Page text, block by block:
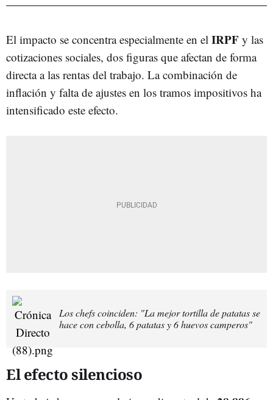
El impacto se concentra especialmente en el IRPF y las
cotizaciones sociales, dos figuras que afectan de forma
directa a las rentas del trabajo. La combinación de
inflación y falta de ajustes en los tramos impositivos ha
intensificado este efecto.
Los chefs coinciden: "La mejor tortilla de patatas se
hace con cebolla, 6 patatas y 6 huevos camperos"
El efecto silencioso